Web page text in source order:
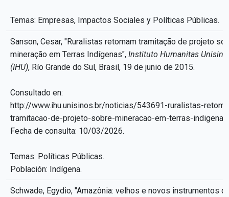
Temas: Empresas, Impactos Sociales y Políticas Públicas.
Sanson, Cesar, "Ruralistas retomam tramitação de projeto
mineração em Terras Indígenas", Instituto Humanitas
(IHU), Río Grande do Sul, Brasil, 19 de junio de 2015.
Consultado en:
http://www.ihu.unisinos.br/noticias/543691-ruralistas-
tramitacao-de-projeto-sobre-mineracao-em-terras-indigenas
Fecha de consulta: 10/03/2026.
Temas: Políticas Públicas.
Población: Indígena.
Schwade, Egydio, "Amazônia: velhos e novos instrumentos